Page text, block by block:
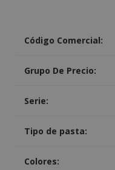
Código Comercial:
Grupo De Precio:
Serie:
Tipo de pasta:
Colores: